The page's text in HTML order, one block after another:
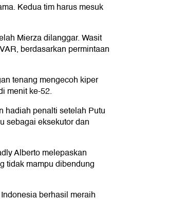
Kedua tim harus mesuk
Mierza dilanggar. Wasit
berdasarkan permintaan
tenang mengecoh kiper
menit ke-52.
hadiah penalti setelah Putu
sebagai eksekutor dan
Alberto melepaskan
tidak mampu dibendung
berhasil meraih